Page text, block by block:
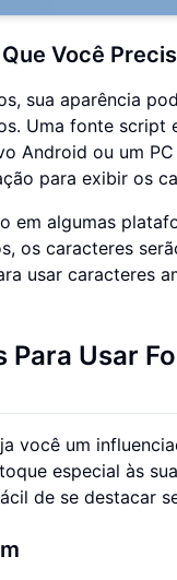
Você
sua aparência
Uma fonte script
Android ou um
para exibir os
em algumas
os caracteres
usar caracteres
Usar
você um
especial às
de se destacar